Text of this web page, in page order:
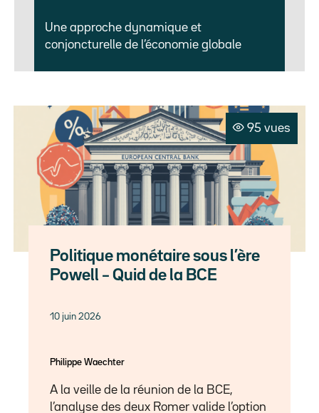
Une approche dynamique et
conjoncturelle de l’économie globale
95 vues
Politique monétaire sous l’ère
Powell – Quid de la BCE
10 juin 2026
Philippe Waechter
A la veille de la réunion de la BCE,
l’analyse des deux Romer valide l’option